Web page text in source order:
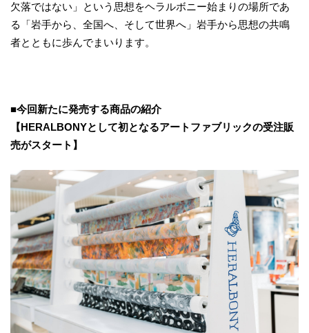
欠落ではない」という思想をヘラルボニー始まりの場所であ
る「岩手から、全国へ、そして世界へ」岩手から思想の共鳴
者とともに歩んでまいります。
■今回新たに発売する商品の紹介
【HERALBONYとして初となるアートファブリックの受注販
売がスタート】